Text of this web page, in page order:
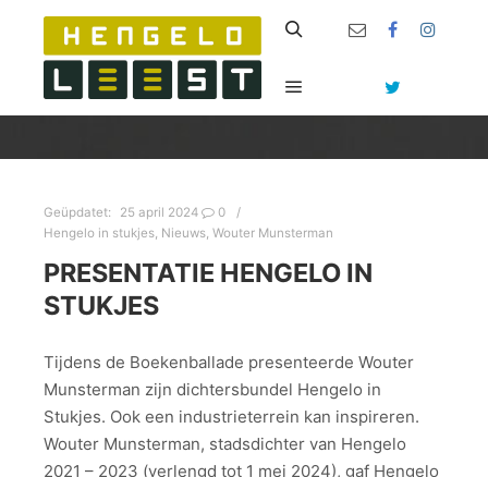
Hoofdmenu
Geüpdatet: 25 april 2024
0
Hengelo in stukjes, Nieuws, Wouter Munsterman
PRESENTATIE HENGELO IN
STUKJES
Tijdens de Boekenballade presenteerde Wouter
Munsterman zijn dichtersbundel Hengelo in
Stukjes. Ook een industrieterrein kan inspireren.
Wouter Munsterman, stadsdichter van Hengelo
2021 – 2023 (verlengd tot 1 mei 2024), gaf Hengelo